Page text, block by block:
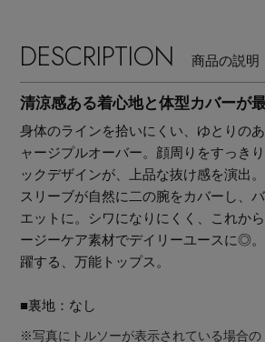
POP UPがスタート
DESCRIPTION 商品の説明
清涼感ある着心地と体型カバーが
身体のラインを拾いにくい、ゆとりの
ャージプルオーバー。顔周りをすっき
ックデザインが、上品な抜け感を演出
スリーブが自然に二の腕をカバーし、
エットに。シワになりにくく、これか
ージーケア素材でデイリーユースに◎
躍する、万能トップス。
■裏地：なし
※写真にトルソーが表示されている場合の